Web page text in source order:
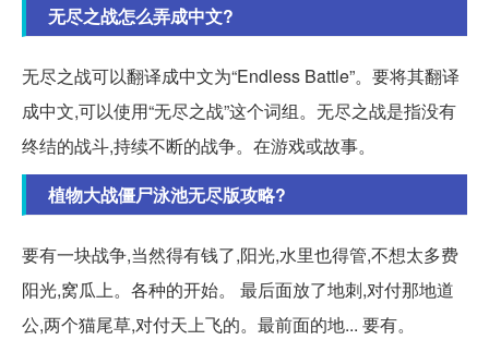
无尽之战怎么弄成中文?
无尽之战可以翻译成中文为“Endless Battle”。要将其翻译
成中文,可以使用“无尽之战”这个词组。无尽之战是指没有
终结的战斗,持续不断的战争。在游戏或故事。
植物大战僵尸泳池无尽版攻略?
要有一块战争,当然得有钱了,阳光,水里也得管,不想太多费
阳光,窝瓜上。各种的开始。 最后面放了地刺,对付那地道
公,两个猫尾草,对付天上飞的。最前面的地... 要有。